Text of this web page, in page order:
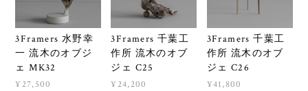
3Framers 水野幸
一 流木のオブジ
ェ MK32
¥27,500
3Framers 千葉工
作所 流木のオブ
ジェ C25
¥24,200
3Framers 千葉工
作所 流木のオブ
ジェ C26
¥41,800